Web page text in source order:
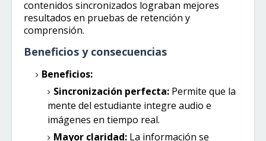
contenidos sincronizados lograban mejores
resultados en pruebas de retención y
comprensión.
Beneficios y consecuencias
Beneficios:
Sincronización perfecta: Permite que la
mente del estudiante integre audio e
imágenes en tiempo real.
Mayor claridad: La información se